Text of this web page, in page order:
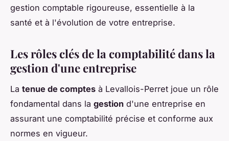
gestion comptable rigoureuse, essentielle à la
santé et à l'évolution de votre entreprise.
Les rôles clés de la comptabilité dans la
gestion d'une entreprise
La tenue de comptes à Levallois-Perret joue un rôle
fondamental dans la gestion d'une entreprise en
assurant une comptabilité précise et conforme aux
normes en vigueur.